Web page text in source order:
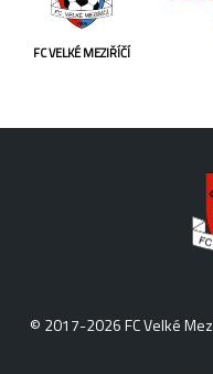
FC VELKÉ MEZIŘÍČÍ
© 2017-2026 FC Velké